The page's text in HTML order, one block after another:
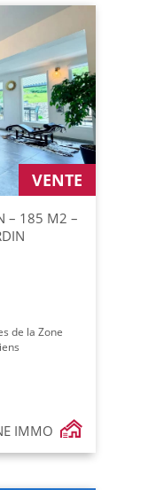
VENTE
– 185 M2 –
de la Zone
IMMO